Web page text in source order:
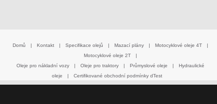
Domů | Kontakt | Specifikace olejů | Mazací plány | Motocyklové oleje 4T
|
Motocyklové oleje 2T
|
Oleje pro nákladní vozy
| Oleje pro traktory | Průmyslové oleje |
Hydraulické
oleje
| Certifikované obchodní podmínky dTest